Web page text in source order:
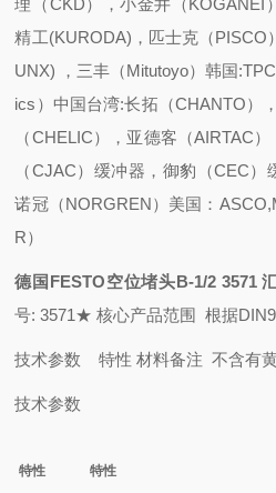
理（CKD），小金井（KOGANEI
精工(KURODA)，匹士克（PISCO
UNX) ，三丰（Mitutoyo）韩国
ics） 中国台湾:长拓（CHANTO）
（CHELIC），亚德客（AIRTAC
（CJAC）缓冲器，御豹（CEC
诺冠（NORGREN） 美国：
R）
德国FESTO空位堵头B-1/2 3571
号: 3571★ 核心产品范围根据
技术参数特性材料备注 不含有
技术参数
特性 特性